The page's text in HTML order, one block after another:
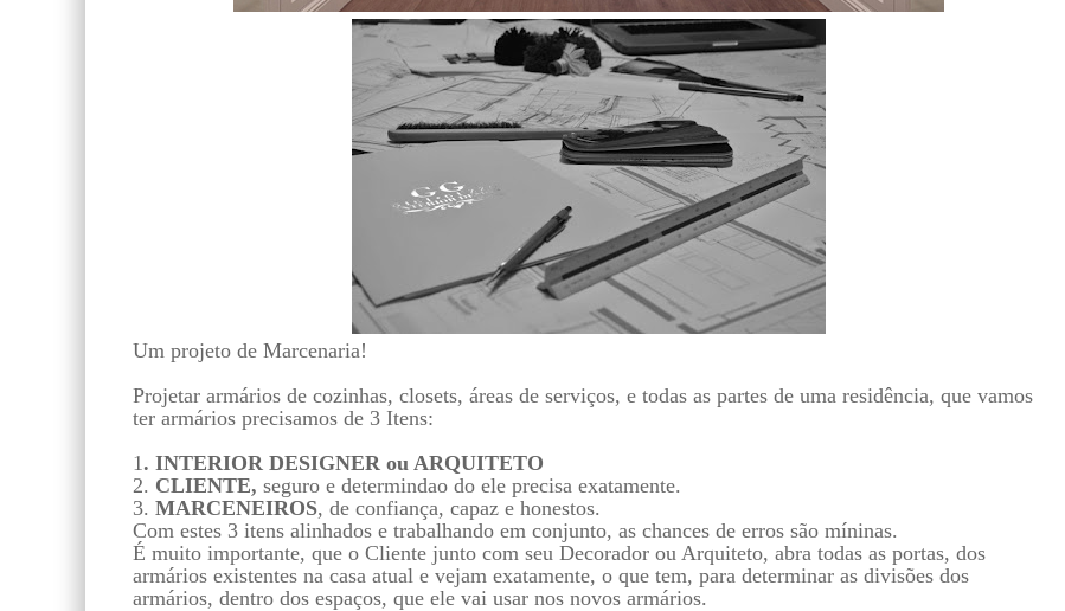
Um projeto de Marcenaria!
Projetar armários de cozinhas, closets, áreas de serviços, e todas as partes de uma residência, que vamos
ter armários precisamos de 3 Itens:
1. INTERIOR DESIGNER ou ARQUITETO
2. CLIENTE, seguro e determindao do ele precisa exatamente.
3. MARCENEIROS, de confiança, capaz e honestos.
Com estes 3 itens alinhados e trabalhando em conjunto, as chances de erros são míninas.
É muito importante, que o Cliente junto com seu Decorador ou Arquiteto, abra todas as portas, dos
armários existentes na casa atual e vejam exatamente, o que tem, para determinar as divisões dos
armários, dentro dos espaços, que ele vai usar nos novos armários.